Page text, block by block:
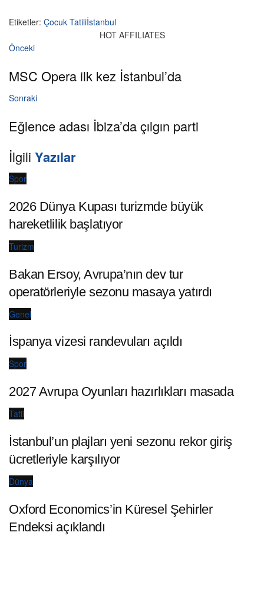
Etiketler: Çocuk Tatiliİstanbul
HOT AFFILIATES
Önceki
MSC Opera ilk kez İstanbul’da
Sonraki
Eğlence adası İbiza’da çılgın parti
İlgili Yazılar
Spor
2026 Dünya Kupası turizmde büyük
hareketlilik başlatıyor
Turizm
Bakan Ersoy, Avrupa’nın dev tur
operatörleriyle sezonu masaya yatırdı
Genel
İspanya vizesi randevuları açıldı
Spor
2027 Avrupa Oyunları hazırlıkları masada
Tatil
İstanbul’un plajları yeni sezonu rekor giriş
ücretleriyle karşılıyor
Dünya
Oxford Economics’in Küresel Şehirler
Endeksi açıklandı